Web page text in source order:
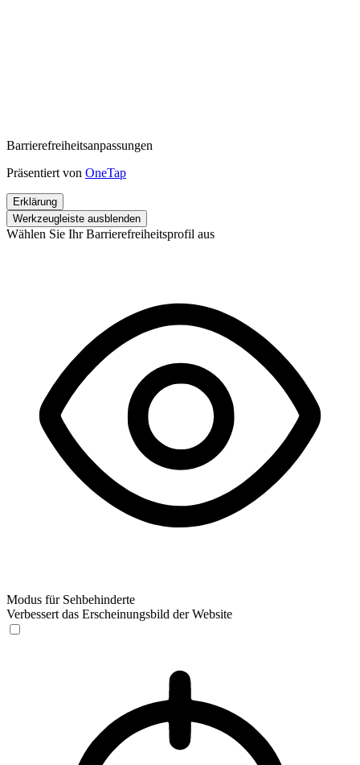
Barrierefreiheitsanpassungen
Präsentiert von OneTap
Erklärung
Werkzeugleiste ausblenden
Wählen Sie Ihr Barrierefreiheitsprofil aus
Modus für Sehbehinderte
Verbessert das Erscheinungsbild der Website